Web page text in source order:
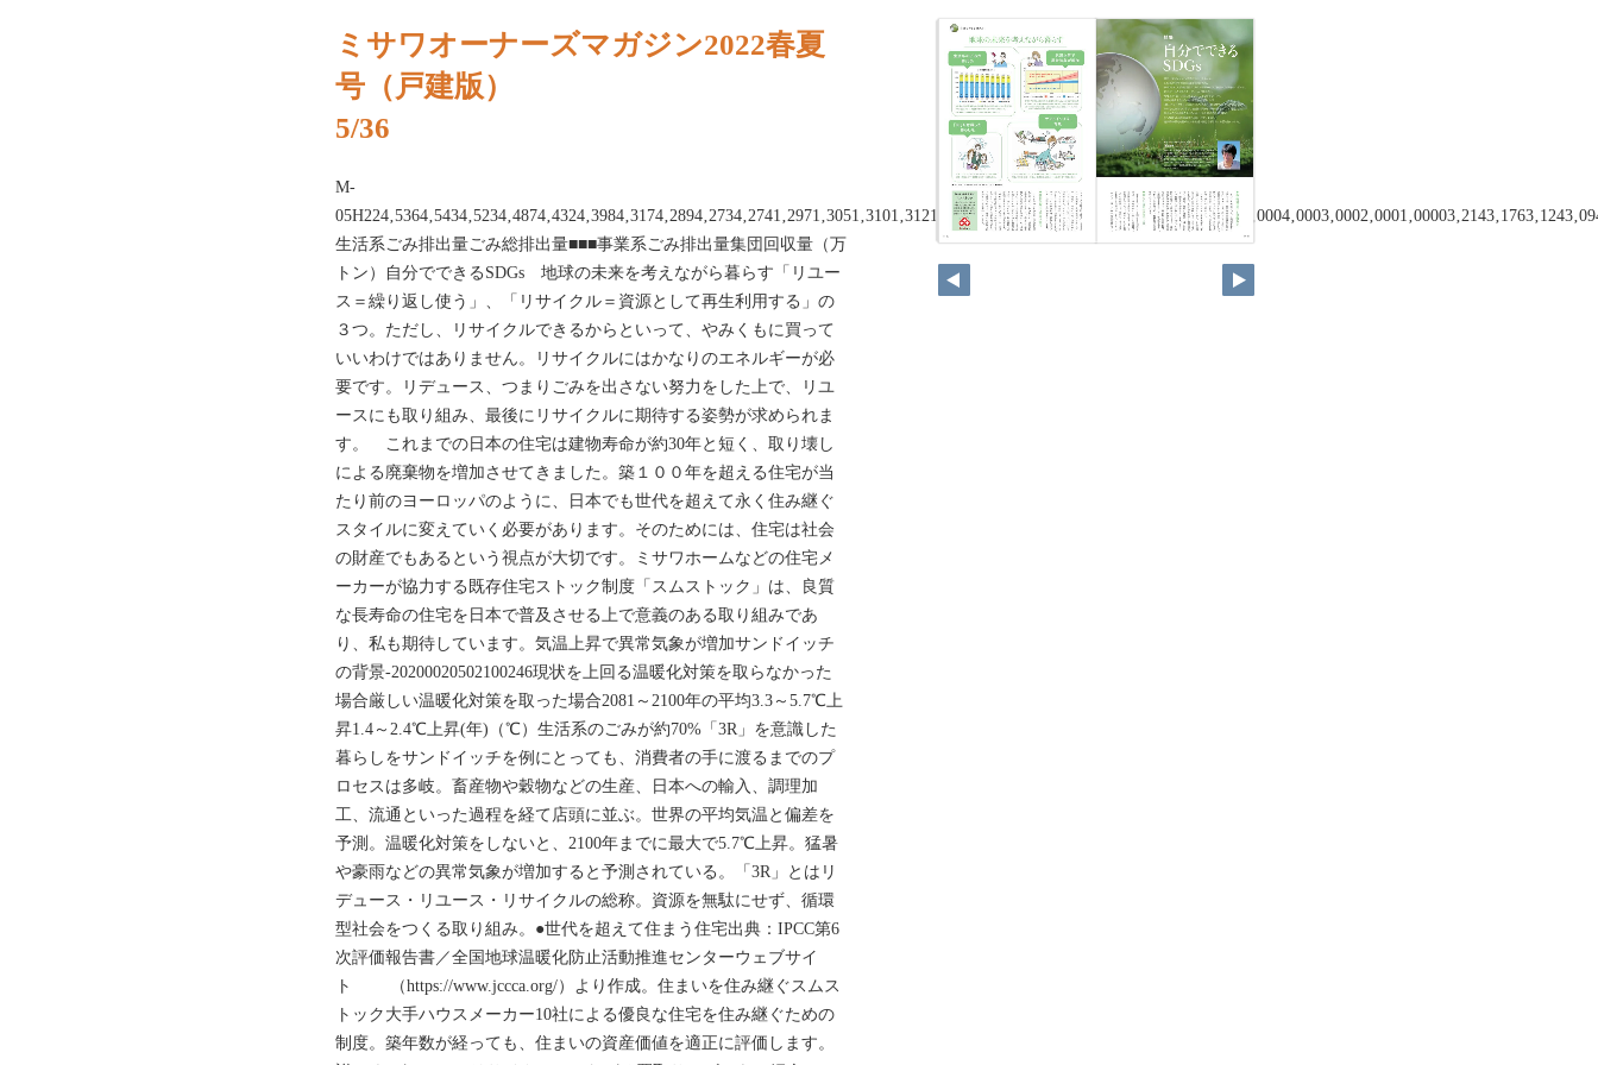
ミサワオーナーズマガジン2022春夏
号（戸建版）
5/36
M-
生活系ごみ排出量ごみ総排出量■■■事業系ごみ排出量集団回収量（万
トン）自分でできるSDGs 地球の未来を考えながら暮らす「リユー
ス＝繰り返し使う」、「リサイクル＝資源として再生利用する」の
３つ。ただし、リサイクルできるからといって、やみくもに買って
いいわけではありません。リサイクルにはかなりのエネルギーが必
要です。リデュース、つまりごみを出さない努力をした上で、リユ
ースにも取り組み、最後にリサイクルに期待する姿勢が求められま
す。 これまでの日本の住宅は建物寿命が約30年と短く、取り壊し
による廃棄物を増加させてきました。築１００年を超える住宅が当
たり前のヨーロッパのように、日本でも世代を超えて永く住み継ぐ
スタイルに変えていく必要があります。そのためには、住宅は社会
の財産でもあるという視点が大切です。ミサワホームなどの住宅メ
ーカーが協力する既存住宅ストック制度「スムストック」は、良質
な長寿命の住宅を日本で普及させる上で意義のある取り組みであ
り、私も期待しています。気温上昇で異常気象が増加サンドイッチ
の背景-20200020502100246現状を上回る温暖化対策を取らなかった
場合厳しい温暖化対策を取った場合2081～2100年の平均3.3～5.7℃上
昇1.4～2.4℃上昇(年)（℃）生活系のごみが約70%「3R」を意識した
暮らしをサンドイッチを例にとっても、消費者の手に渡るまでのプ
ロセスは多岐。畜産物や穀物などの生産、日本への輸入、調理加
工、流通といった過程を経て店頭に並ぶ。世界の平均気温と偏差を
予測。温暖化対策をしないと、2100年までに最大で5.7℃上昇。猛暑
や豪雨などの異常気象が増加すると予測されている。「3R」とはリ
デュース・リユース・リサイクルの総称。資源を無駄にせず、循環
型社会をつくる取り組み。●世代を超えて住まう住宅出典：IPCC第6
次評価報告書／全国地球温暖化防止活動推進センターウェブサイ
ト （https://www.jccca.org/）より作成。住まいを住み継ぐスムス
トック大手ハウスメーカー10社による優良な住宅を住み継ぐための
制度。築年数が経っても、住まいの資産価値を適正に評価します。